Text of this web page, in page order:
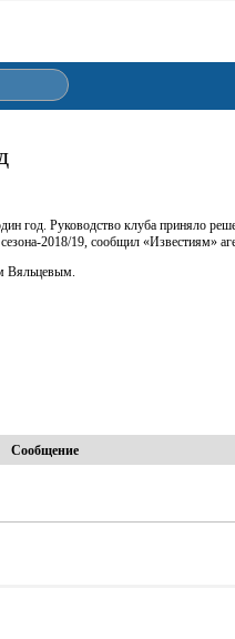
год. Руководство клуба приняло
2018/19, сообщил «Известиям»
Вяльцевым.
Сообщение